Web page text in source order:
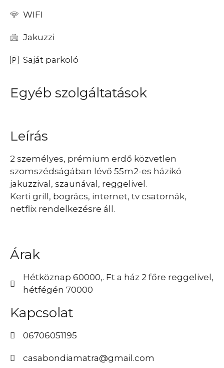
WIFI
Jakuzzi
Saját parkoló
Egyéb szolgáltatások
Leírás
2 személyes, prémium erdő közvetlen
szomszédságában lévő 55m2-es házikó
jakuzzival, szaunával, reggelivel.
Kerti grill, bogrács, internet, tv csatornák,
netflix rendelkezésre áll.
Árak
Hétköznap 60000,. Ft a ház 2 főre reggelivel,
hétfégén 70000
Kapcsolat
06706051195
casabondiamatra@gmail.com